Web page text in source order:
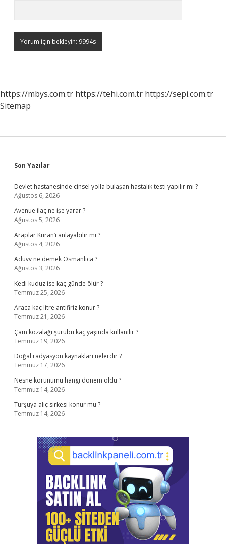
https://mbys.com.tr https://tehi.com.tr https://sepi.com.tr
Sitemap
Sidebar
Son Yazılar
Devlet hastanesinde cinsel yolla bulaşan hastalık testi yapılır mı ?
Ağustos 6, 2026
Avenue ilaç ne işe yarar ?
Ağustos 5, 2026
Araplar Kuran’ı anlayabilir mi ?
Ağustos 4, 2026
Aduvv ne demek Osmanlıca ?
Ağustos 3, 2026
Kedi kuduz ise kaç günde ölür ?
Temmuz 25, 2026
Araca kaç litre antifiriz konur ?
Temmuz 21, 2026
Çam kozalağı şurubu kaç yaşında kullanılır ?
Temmuz 19, 2026
Doğal radyasyon kaynakları nelerdir ?
Temmuz 17, 2026
Nesne korunumu hangi dönem oldu ?
Temmuz 14, 2026
Turşuya alıç sirkesi konur mu ?
Temmuz 14, 2026